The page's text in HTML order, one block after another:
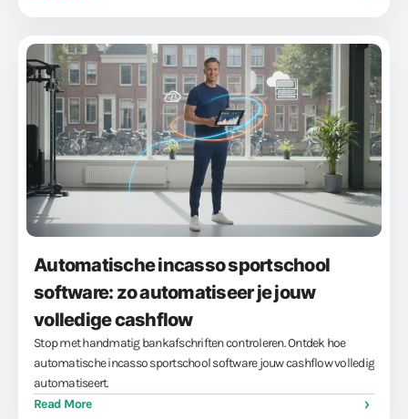
Automatische incasso sportschool
software: zo automatiseer je jouw
volledige cashflow
Stop met handmatig bankafschriften controleren. Ontdek hoe
automatische incasso sportschool software jouw cashflow volledig
automatiseert.
Read More